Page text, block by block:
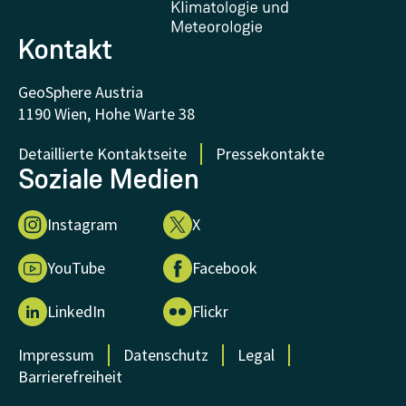
Forschung unterstützen
Kontakt
GeoSphere Austria
1190 Wien, Hohe Warte 38
Detaillierte Kontaktseite
Pressekontakte
Soziale Medien
Instagram X
YouTube Facebook
LinkedIn Flickr
Impressum Datenschutz
Legal
Barrierefreiheit